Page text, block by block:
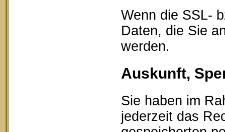
Wenn die SSL-
Daten, die Sie
werden.
Auskunft,
Sie haben im
jederzeit das